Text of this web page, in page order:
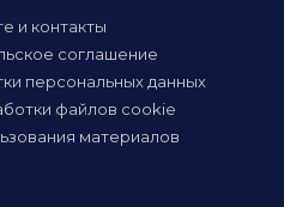
и контакты
соглашение
персональных данных
файлов cookie
материалов